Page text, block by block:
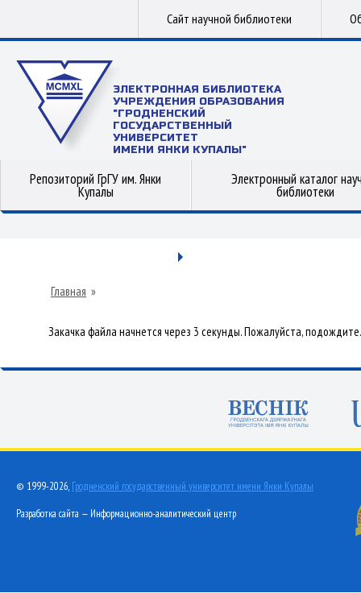
Сайт научной библиотеки
ЭЛЕКТРОННАЯ БИБЛИОТЕКА
УЧРЕЖДЕНИЯ ОБРАЗОВАНИЯ
"ГРОДНЕНСКИЙ
ГОСУДАРСТВЕННЫЙ
УНИВЕРСИТЕТ
ИМЕНИ ЯНКИ КУПАЛЫ"
Репозиторий ГрГУ им. Янки
Купалы
Электронный каталог
библиотеки
Главная »
Закачка файла начнется через 3 секунды. Пожалуйста, подождите.
© 1999-2026, Гродненский государственный университет имени Янки Купалы
Разработка сайта — Информационно-аналитический центр